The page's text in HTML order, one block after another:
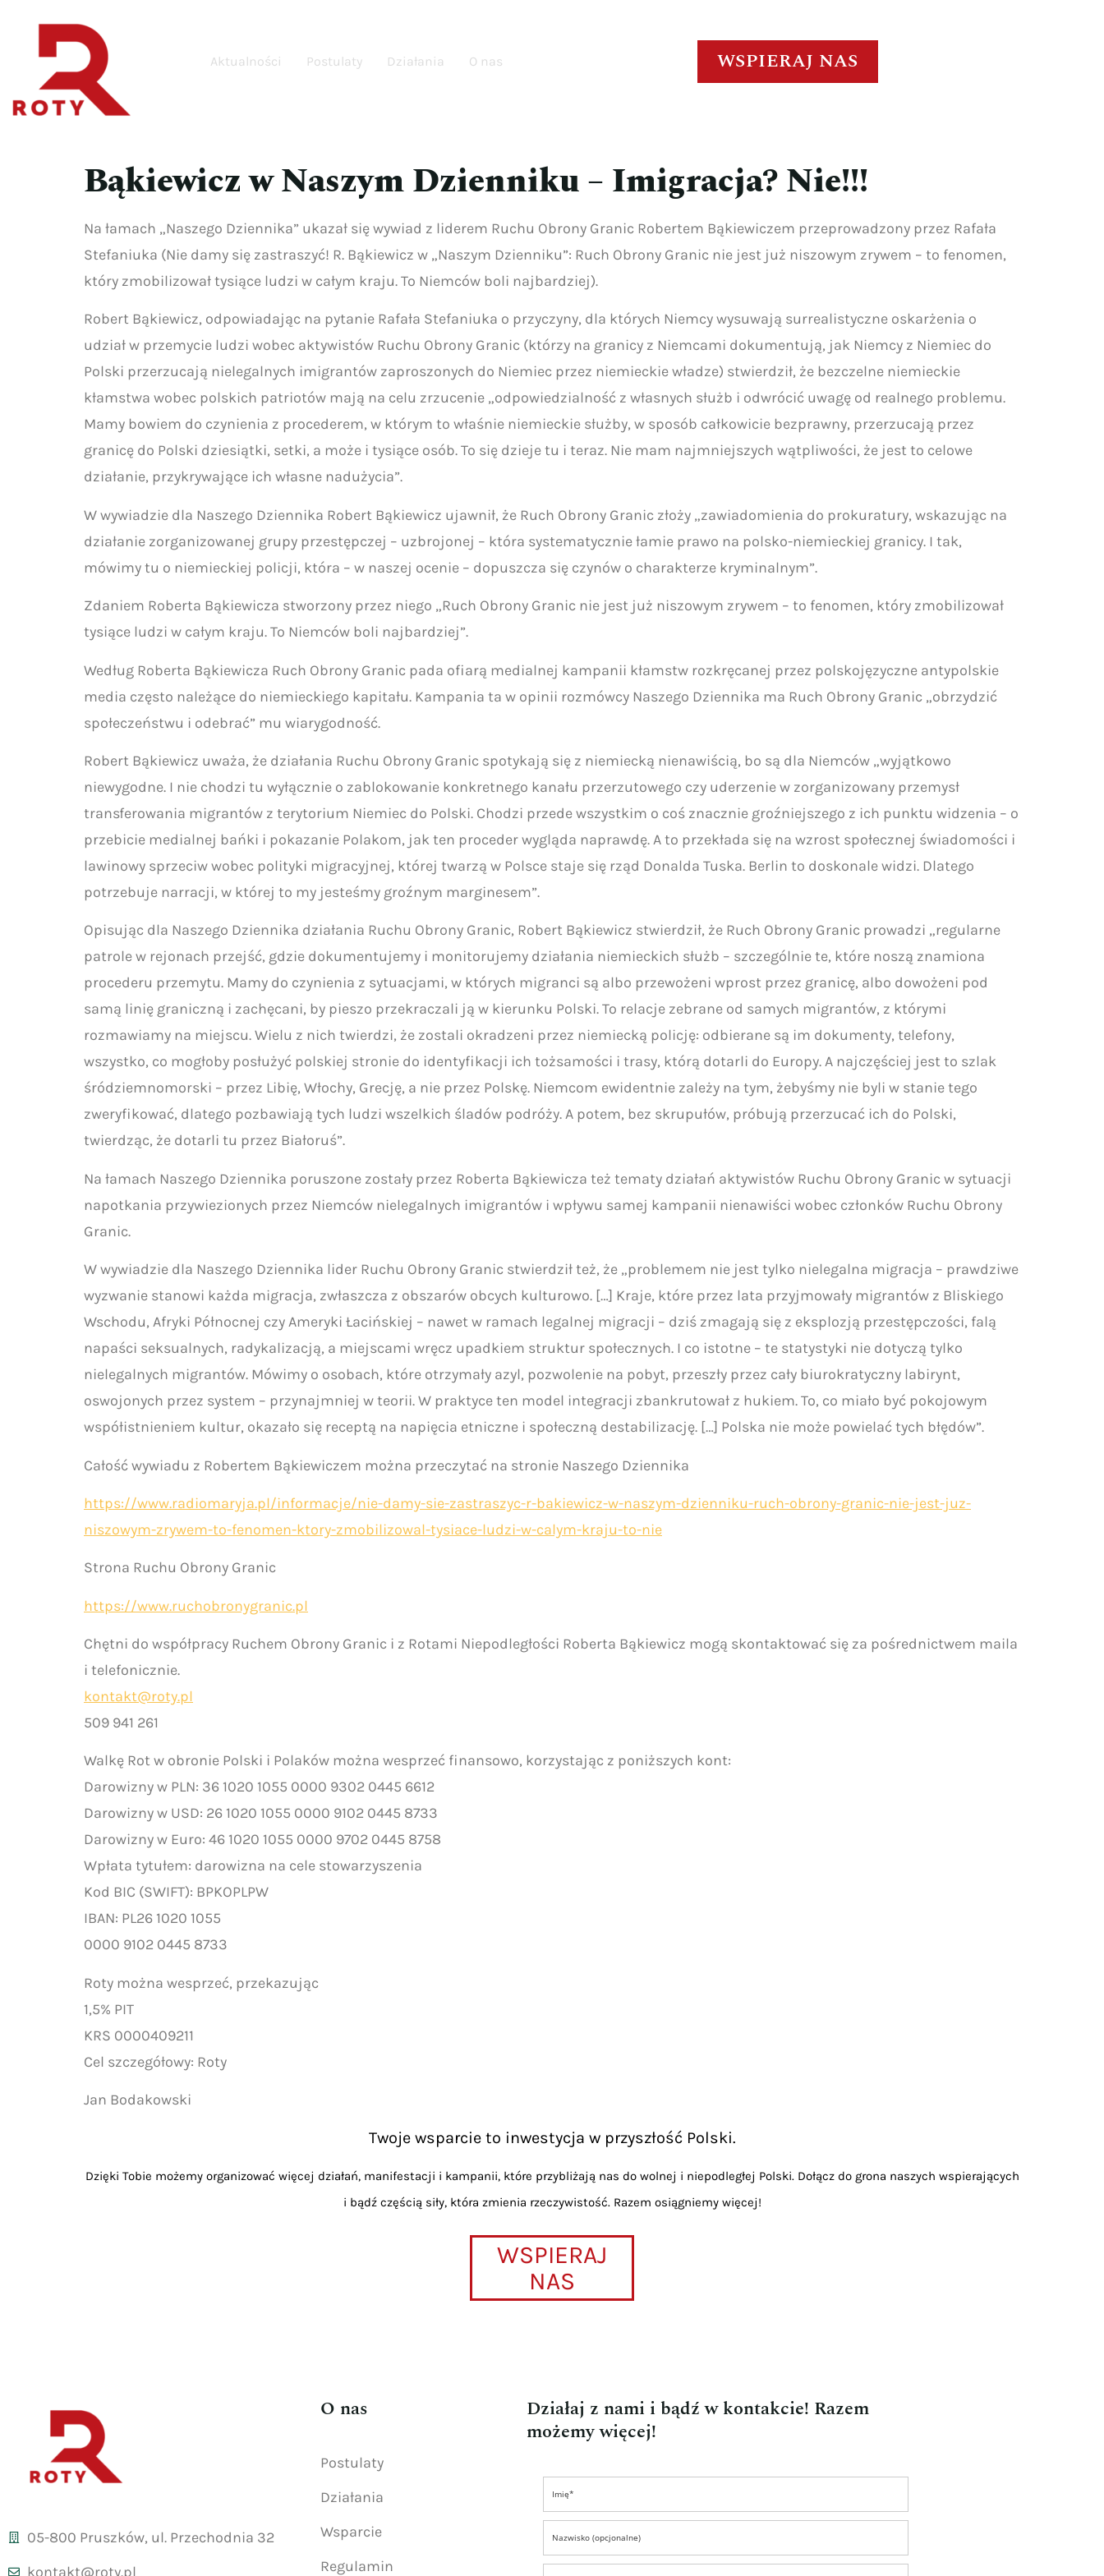
Aktualności Postulaty Działania O nas WSPIERAJ NAS
Bąkiewicz w Naszym Dzienniku – Imigracja? Nie!!!
Na łamach „Naszego Dziennika” ukazał się wywiad z liderem Ruchu Obrony Granic Robertem Bąkiewiczem przeprowadzony przez Rafała
Stefaniuka (Nie damy się zastraszyć! R. Bąkiewicz w „Naszym Dzienniku”: Ruch Obrony Granic nie jest już niszowym zrywem – to fenomen,
który zmobilizował tysiące ludzi w całym kraju. To Niemców boli najbardziej).
Robert Bąkiewicz, odpowiadając na pytanie Rafała Stefaniuka o przyczyny, dla których Niemcy wysuwają surrealistyczne oskarżenia o
udział w przemycie ludzi wobec aktywistów Ruchu Obrony Granic (którzy na granicy z Niemcami dokumentują, jak Niemcy z Niemiec do
Polski przerzucają nielegalnych imigrantów zaproszonych do Niemiec przez niemieckie władze) stwierdził, że bezczelne niemieckie
kłamstwa wobec polskich patriotów mają na celu zrzucenie „odpowiedzialność z własnych służb i odwrócić uwagę od realnego problemu.
Mamy bowiem do czynienia z procederem, w którym to właśnie niemieckie służby, w sposób całkowicie bezprawny, przerzucają przez
granicę do Polski dziesiątki, setki, a może i tysiące osób. To się dzieje tu i teraz. Nie mam najmniejszych wątpliwości, że jest to celowe
działanie, przykrywające ich własne nadużycia”.
W wywiadzie dla Naszego Dziennika Robert Bąkiewicz ujawnił, że Ruch Obrony Granic złoży „zawiadomienia do prokuratury, wskazując na
działanie zorganizowanej grupy przestępczej – uzbrojonej – która systematycznie łamie prawo na polsko-niemieckiej granicy. I tak,
mówimy tu o niemieckiej policji, która – w naszej ocenie – dopuszcza się czynów o charakterze kryminalnym”.
Zdaniem Roberta Bąkiewicza stworzony przez niego „Ruch Obrony Granic nie jest już niszowym zrywem – to fenomen, który zmobilizował
tysiące ludzi w całym kraju. To Niemców boli najbardziej”.
Według Roberta Bąkiewicza Ruch Obrony Granic pada ofiarą medialnej kampanii kłamstw rozkręcanej przez polskojęzyczne antypolskie
media często należące do niemieckiego kapitału. Kampania ta w opinii rozmówcy Naszego Dziennika ma Ruch Obrony Granic „obrzydzić
społeczeństwu i odebrać” mu wiarygodność.
Robert Bąkiewicz uważa, że działania Ruchu Obrony Granic spotykają się z niemiecką nienawiścią, bo są dla Niemców „wyjątkowo
niewygodne. I nie chodzi tu wyłącznie o zablokowanie konkretnego kanału przerzutowego czy uderzenie w zorganizowany przemysł
transferowania migrantów z terytorium Niemiec do Polski. Chodzi przede wszystkim o coś znacznie groźniejszego z ich punktu widzenia – o
przebicie medialnej bańki i pokazanie Polakom, jak ten proceder wygląda naprawdę. A to przekłada się na wzrost społecznej świadomości i
lawinowy sprzeciw wobec polityki migracyjnej, której twarzą w Polsce staje się rząd Donalda Tuska. Berlin to doskonale widzi. Dlatego
potrzebuje narracji, w której to my jesteśmy groźnym marginesem”.
Opisując dla Naszego Dziennika działania Ruchu Obrony Granic, Robert Bąkiewicz stwierdził, że Ruch Obrony Granic prowadzi „regularne
patrole w rejonach przejść, gdzie dokumentujemy i monitorujemy działania niemieckich służb – szczególnie te, które noszą znamiona
procederu przemytu. Mamy do czynienia z sytuacjami, w których migranci są albo przewożeni wprost przez granicę, albo dowożeni pod
samą linię graniczną i zachęcani, by pieszo przekraczali ją w kierunku Polski. To relacje zebrane od samych migrantów, z którymi
rozmawiamy na miejscu. Wielu z nich twierdzi, że zostali okradzeni przez niemiecką policję: odbierane są im dokumenty, telefony,
wszystko, co mogłoby posłużyć polskiej stronie do identyfikacji ich tożsamości i trasy, którą dotarli do Europy. A najczęściej jest to szlak
śródziemnomorski – przez Libię, Włochy, Grecję, a nie przez Polskę. Niemcom ewidentnie zależy na tym, żebyśmy nie byli w stanie tego
zweryfikować, dlatego pozbawiają tych ludzi wszelkich śladów podróży. A potem, bez skrupułów, próbują przerzucać ich do Polski,
twierdząc, że dotarli tu przez Białoruś”.
Na łamach Naszego Dziennika poruszone zostały przez Roberta Bąkiewicza też tematy działań aktywistów Ruchu Obrony Granic w sytuacji
napotkania przywiezionych przez Niemców nielegalnych imigrantów i wpływu samej kampanii nienawiści wobec członków Ruchu Obrony
Granic.
W wywiadzie dla Naszego Dziennika lider Ruchu Obrony Granic stwierdził też, że „problemem nie jest tylko nielegalna migracja – prawdziwe
wyzwanie stanowi każda migracja, zwłaszcza z obszarów obcych kulturowo. […] Kraje, które przez lata przyjmowały migrantów z Bliskiego
Wschodu, Afryki Północnej czy Ameryki Łacińskiej – nawet w ramach legalnej migracji – dziś zmagają się z eksplozją przestępczości, falą
napaści seksualnych, radykalizacją, a miejscami wręcz upadkiem struktur społecznych. I co istotne – te statystyki nie dotyczą tylko
nielegalnych migrantów. Mówimy o osobach, które otrzymały azyl, pozwolenie na pobyt, przeszły przez cały biurokratyczny labirynt,
oswojonych przez system – przynajmniej w teorii. W praktyce ten model integracji zbankrutował z hukiem. To, co miało być pokojowym
współistnieniem kultur, okazało się receptą na napięcia etniczne i społeczną destabilizację. […] Polska nie może powielać tych błędów”.
Całość wywiadu z Robertem Bąkiewiczem można przeczytać na stronie Naszego Dziennika
https://www.radiomaryja.pl/informacje/nie-damy-sie-zastraszyc-r-bakiewicz-w-naszym-dzienniku-ruch-obrony-granic-nie-jest-juz-
niszowym-zrywem-to-fenomen-ktory-zmobilizowal-tysiace-ludzi-w-calym-kraju-to-nie
Strona Ruchu Obrony Granic
https://www.ruchobronygranic.pl
Chętni do współpracy Ruchem Obrony Granic i z Rotami Niepodległości Roberta Bąkiewicz mogą skontaktować się za pośrednictwem maila
i telefonicznie.
kontakt@roty.pl
509 941 261
Walkę Rot w obronie Polski i Polaków można wesprzeć finansowo, korzystając z poniższych kont:
Darowizny w PLN: 36 1020 1055 0000 9302 0445 6612
Darowizny w USD: 26 1020 1055 0000 9102 0445 8733
Darowizny w Euro: 46 1020 1055 0000 9702 0445 8758
Wpłata tytułem: darowizna na cele stowarzyszenia
Kod BIC (SWIFT): BPKOPLPW
IBAN: PL26 1020 1055
0000 9102 0445 8733
Roty można wesprzeć, przekazując
1,5% PIT
KRS 0000409211
Cel szczegółowy: Roty
Jan Bodakowski
Twoje wsparcie to inwestycja w przyszłość Polski.
Dzięki Tobie możemy organizować więcej działań, manifestacji i kampanii, które przybliżają nas do wolnej i niepodległej Polski. Dołącz do grona naszych wspierających
i bądź częścią siły, która zmienia rzeczywistość. Razem osiągniemy więcej!
WSPIERAJ
NAS
05-800 Pruszków, ul. Przechodnia 32
kontakt@roty.pl
O nas
Postulaty
Działania
Wsparcie
Regulamin
Działaj z nami i bądź w kontakcie! Razem
możemy więcej!